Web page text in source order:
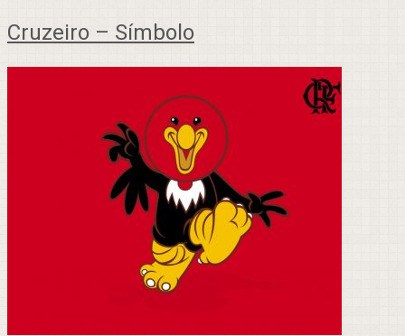
Cruzeiro – Símbolo